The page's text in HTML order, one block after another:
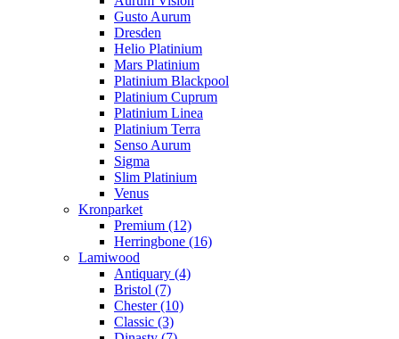
Gusto Aurum
Dresden
Helio Platinium
Mars Platinium
Platinium Blackpool
Platinium Cuprum
Platinium Linea
Platinium Terra
Senso Aurum
Sigma
Slim Platinium
Venus
Kronparket
Premium (12)
Herringbone (16)
Lamiwood
Antiquary (4)
Bristol (7)
Chester (10)
Classic (3)